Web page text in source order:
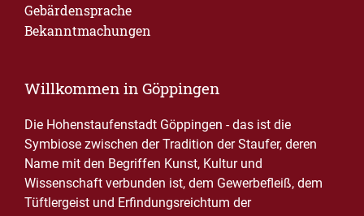
Gebärdensprache
Bekanntmachungen
Willkommen in Göppingen
Die Hohenstaufenstadt Göppingen - das ist die
Symbiose zwischen der Tradition der Staufer, deren
Name mit den Begriffen Kunst, Kultur und
Wissenschaft verbunden ist, dem Gewerbefleiß, dem
Tüftlergeist und Erfindungsreichtum der